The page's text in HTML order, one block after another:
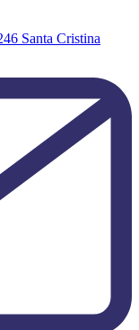
Santa Cristina